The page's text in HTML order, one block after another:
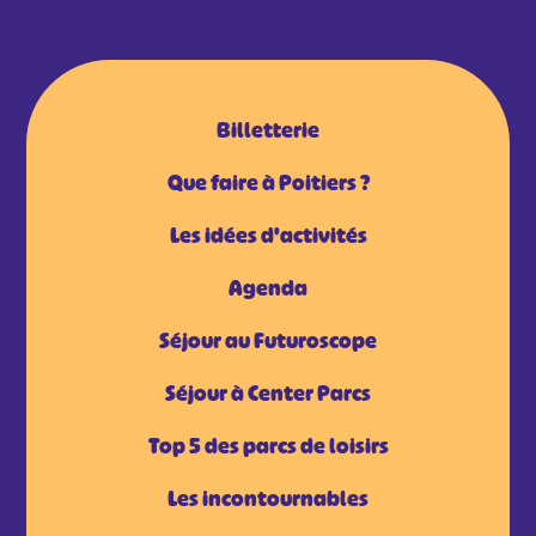
Billetterie
Que faire à Poitiers ?
Les idées d'activités
Agenda
Séjour au Futuroscope
Séjour à Center Parcs
Top 5 des parcs de loisirs
Les incontournables